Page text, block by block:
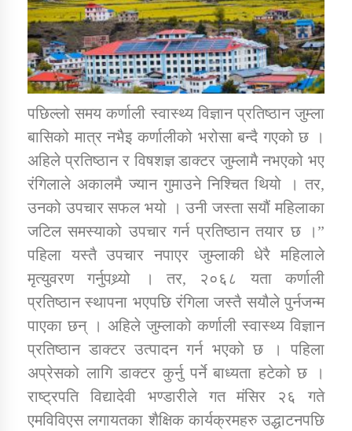
पछिल्लो समय कर्णाली स्वास्थ्य विज्ञान प्रतिष्ठान जुम्ला
बासिको मात्र नभैइ कर्णालीको भरोसा बन्दै गएको छ ।
अहिले प्रतिष्ठान र विषशज्ञ डाक्टर जुम्लामै नभएको भए
रंगिलाले अकालमै ज्यान गुमाउने निश्चित थियो । तर,
उनको उपचार सफल भयो । उनी जस्ता सयौं महिलाका
जटिल समस्याको उपचार गर्न प्रतिष्ठान तयार छ ।”
पहिला यस्तै उपचार नपाएर जुम्लाकी धेरै महिलाले
मृत्युवरण गर्नुपथ्र्यो । तर, २०६८ यता कर्णाली
प्रतिष्ठान स्थापना भएपछि रंगिला जस्तै सयौले पुर्नजन्म
पाएका छन् । अहिले जुम्लाको कर्णाली स्वास्थ्य विज्ञान
प्रतिष्ठान डाक्टर उत्पादन गर्न भएको छ । पहिला
अप्रेसको लागि डाक्टर कुर्नु पर्ने बाध्यता हटेको छ ।
राष्ट्रपति विद्यादेवी भण्डारीले गत मंसिर २६ गते
एमविविएस लगायतका शैक्षिक कार्यक्रमहरु उद्धाटनपछि